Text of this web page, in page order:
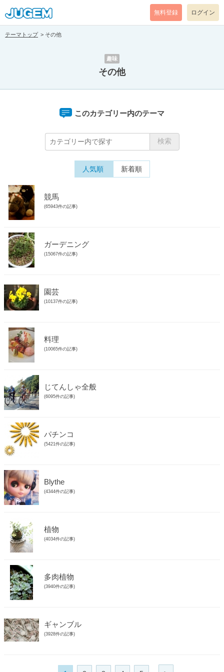
無料登録 ログイン
テーマトップ その他
趣味
その他
このカテゴリー内のテーマ
人気順 新着順
競馬
(65943件の記事)
ガーデニング
(15067件の記事)
園芸
(10137件の記事)
料理
(10065件の記事)
じてんしゃ全般
(6095件の記事)
パチンコ
(5421件の記事)
Blythe
(4344件の記事)
植物
(4034件の記事)
多肉植物
(3940件の記事)
ギャンブル
(3928件の記事)